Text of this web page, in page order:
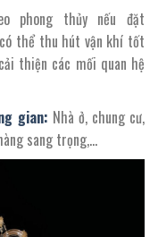
phong thủy nếu đặt
thể thu hút vận khí tốt
thiện các mối quan hệ
gian: Nhà ở, chung cư,
sang trọng,…